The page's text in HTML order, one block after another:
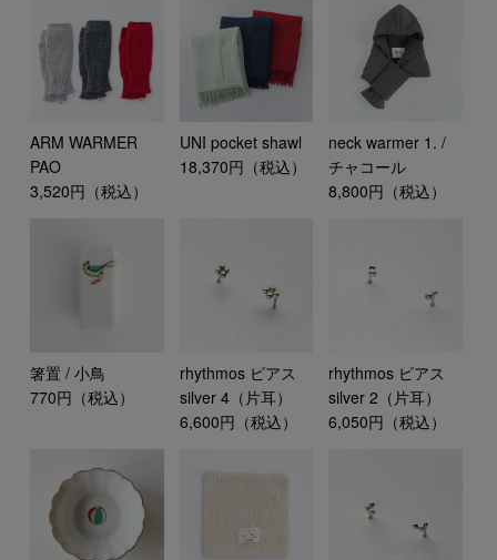
ARM WARMER
PAO
3,520円（税込）
UNI pocket shawl
18,370円（税込）
neck warmer 1. /
チャコール
8,800円（税込）
箸置 / 小鳥
770円（税込）
rhythmos ピアス
silver 4（片耳）
6,600円（税込）
rhythmos ピアス
silver 2（片耳）
6,050円（税込）